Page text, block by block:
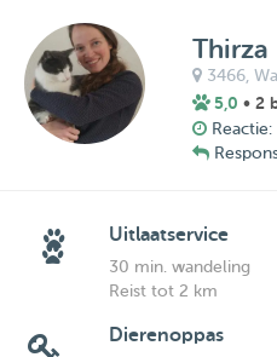
Thirza
3466,
5,0 • 2
Uitlaatservice
30 min. wandeling
Reist tot 2 km
Dierenoppas